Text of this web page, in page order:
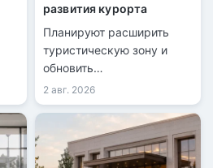
развития курорта
Планируют расширить
туристическую зону и
обновить
инфраструктуру.
2 авг. 2026